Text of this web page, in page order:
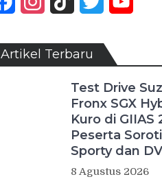
Artikel Terbaru
Test Drive
Fronx SGX
Kuro di GIIAS
Peserta
Sporty dan
8 Agustus 2026